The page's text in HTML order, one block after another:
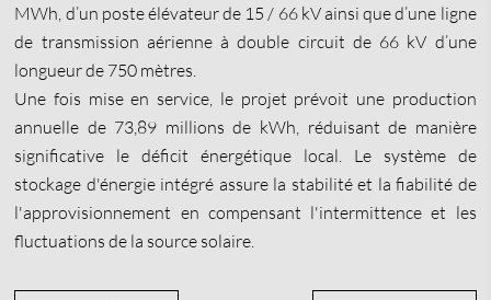
MWh, d’un poste élévateur de 15 / 66 kV ainsi que d’une ligne
de transmission aérienne à double circuit de 66 kV d’une
longueur de 750 mètres.
Une fois mise en service, le projet prévoit une production
annuelle de 73,89 millions de kWh, réduisant de manière
significative le déficit énergétique local. Le système de
stockage d'énergie intégré assure la stabilité et la fiabilité de
l'approvisionnement en compensant l'intermittence et les
fluctuations de la source solaire.